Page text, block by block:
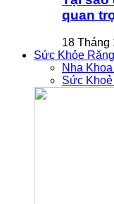
quan
18 Tháng
Sức Khỏe
Nha
Sức